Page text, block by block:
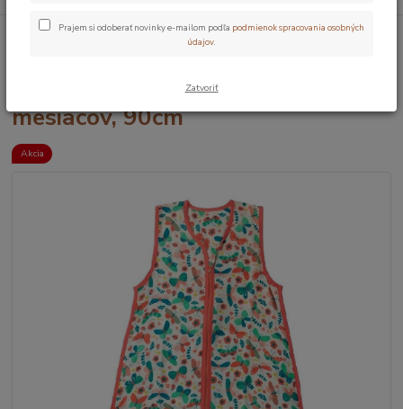
Dĺžka vaku 90cm(6-18mesiacov) Letné - 1 Tog
Zahrada LETNÝ
Zahrada LETNÝ spací vak 6-18
mesiacov, 90cm
Akcia
Prajem si odoberať novinky e-mailom podľa podmienok spracovania osobných
údajov.
Zatvoriť